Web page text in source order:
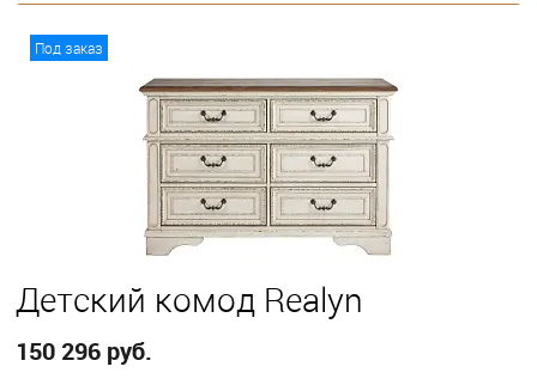
Под заказ
Детский комод Realyn
150 296 руб.